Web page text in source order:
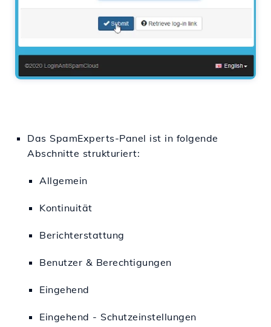
Das SpamExperts-Panel ist in folgende
Abschnitte strukturiert:
Allgemein
Kontinuität
Berichterstattung
Benutzer & Berechtigungen
Eingehend
Eingehend - Schutzeinstellungen